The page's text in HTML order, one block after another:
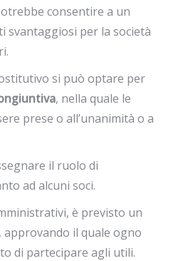
consentire a un
svantaggiosi per la società
si può optare per
, nella quale le
prese o all’unanimità o a
il ruolo di
ad alcuni soci.
è previsto un
approvando il quale ogno
di partecipare agli utili.